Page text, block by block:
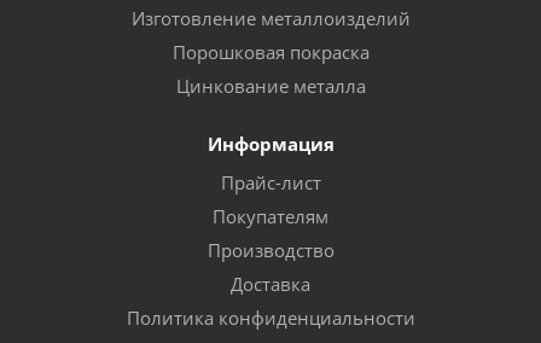
Изготовление металлоизделий
Порошковая покраска
Цинкование металла
Информация
Прайс-лист
Покупателям
Производство
Доставка
Политика конфиденциальности